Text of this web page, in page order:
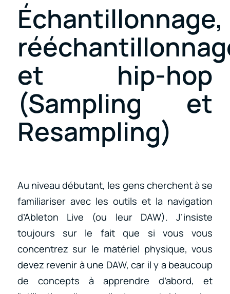
Échantillonnage,
et hip-hop
(Sampling et
Resampling)
Au niveau débutant, les gens cherchent à se
familiariser avec les outils et la navigation
d’Ableton Live (ou leur DAW). J’insiste
toujours sur le fait que si vous vous
concentrez sur le matériel physique, vous
devez revenir à une DAW, car il y a beaucoup
de concepts à apprendre d’abord, et